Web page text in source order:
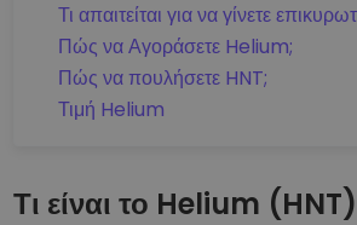
Τι απαιτείται για να γίνετε
Πώς να Αγοράσετε Helium;
Πώς να πουλήσετε HNT;
Τιμή Helium
Τι είναι το Helium